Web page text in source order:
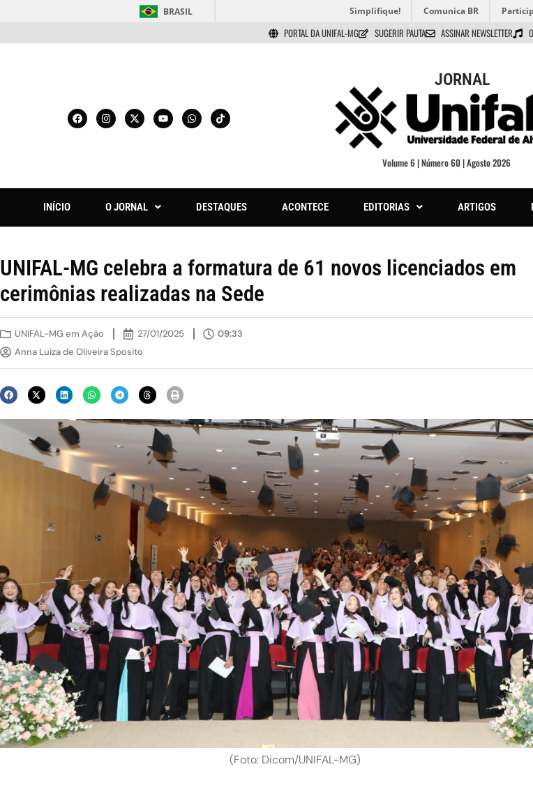
BRASIL Simplifique! Comunica BR
PORTAL DA UNIFAL-MG SUGERIR PAUTA ASSINAR NEWSLETTER
JORNAL
Volume 6 | Número 60 | Agosto 2026
INÍCIO O JORNAL DESTAQUES ACONTECE EDITORIAS ARTIGOS
UNIFAL-MG celebra a formatura de 61 novos licenciados em
cerimônias realizadas na Sede
UNIFAL-MG em Ação 27/01/2025
09:33
Anna Luiza de Oliveira Sposito
(Foto: Dicom/UNIFAL-MG)